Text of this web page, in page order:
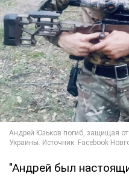
"Андрей был